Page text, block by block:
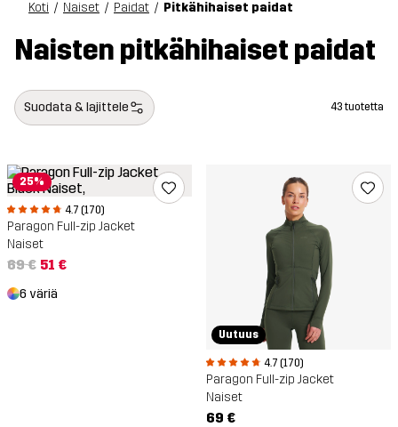
Koti Naiset Paidat Pitkähihaiset paidat
Naisten pitkähihaiset paidat
Suodata & lajittele 43 tuotetta
25%
4.7 (170)
Paragon Full-zip Jacket
Naiset
69 € 51 €
6 väriä
Uutuus
4.7 (170)
Paragon Full-zip Jacket
Naiset
69 €